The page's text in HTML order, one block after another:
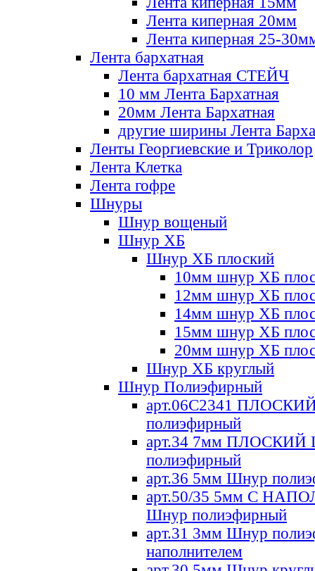
Лента киперная 20мм
Лента киперная 25-
Лента бархатная
Лента бархатная СТЕЙЧ
10 мм Лента Бархатная
20мм Лента Бархатная
другие ширины Лента
Ленты Георгиевские и Триколор
Лента Клетка
Лента гофре
Шнуры
Шнур вощеный
Шнур ХБ
Шнур ХБ плоский
10мм шнур ХБ
12мм шнур ХБ
14мм шнур ХБ
15мм шнур ХБ
20мм шнур ХБ
Шнур ХБ круглый
Шнур Полиэфирный
арт.06С2341
полиэфирный
арт.34 7мм ПЛОСКИЙ
полиэфирный
арт.36 5мм Шнур
арт.50/35 5мм С
Шнур полиэфирный
арт.31 3мм Шнур
наполнителем